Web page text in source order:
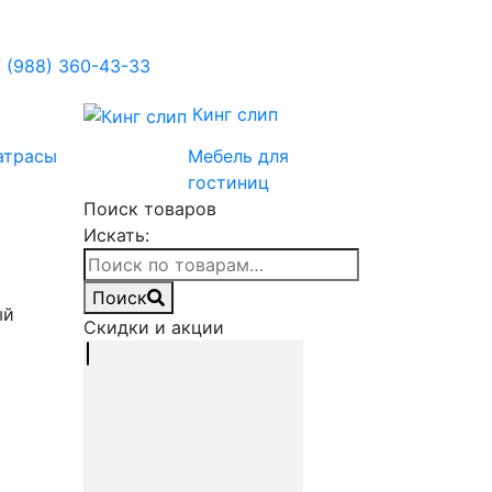
(988) 360-43-33
Кинг слип
Мебель для
гостиниц
Поиск товаров
Искать:
Поиск
Скидки и акции